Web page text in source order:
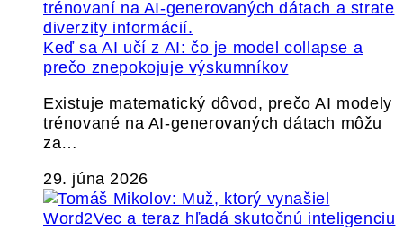
Keď sa AI učí z AI: čo je model collapse a
prečo znepokojuje výskumníkov
Existuje matematický dôvod, prečo AI modely
trénované na AI-generovaných dátach môžu
za…
29. júna 2026